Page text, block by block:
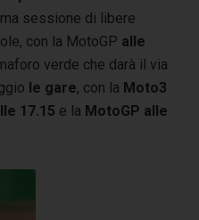
sessione di libere
con la MotoGP alle
verde che darà il via
le gare, con la Moto3
17.15 e la MotoGP alle